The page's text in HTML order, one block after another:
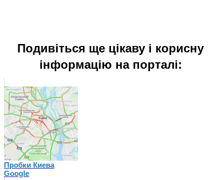
Подивіться ще цікаву і корисну
інформацію на порталі:
Пробки Киева
Google